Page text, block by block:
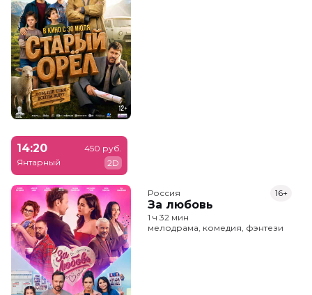
14:20
Янтарный
450 руб.
2D
Россия
За любовь
16+
1 ч 32 мин
мелодрама, комедия, фэнтези